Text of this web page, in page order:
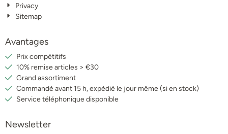
Privacy
Sitemap
Avantages
Prix compétitifs
10% remise articles > €30
Grand assortiment
Commandé avant 15 h, expédié le jour même (si en stock)
Service téléphonique disponible
Newsletter